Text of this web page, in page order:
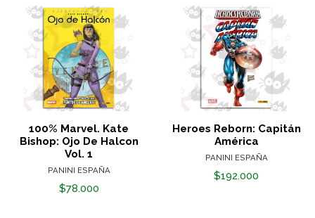
100% Marvel. Kate
Bishop: Ojo De Halcon
Vol. 1
PANINI ESPAÑA
$78.000
Heroes Reborn: Capitán
América
PANINI ESPAÑA
$192.000